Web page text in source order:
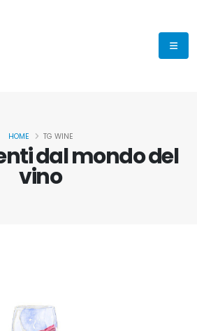
dal mondo del
vino
HOME TG WINE